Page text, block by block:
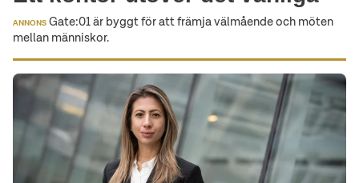
ANNONS Gate:01 är byggt för att främja välmående och möten
mellan människor.